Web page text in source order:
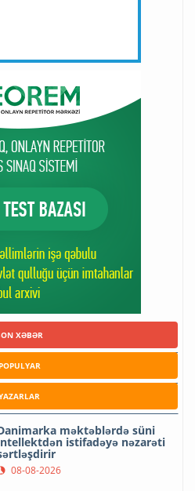
XƏBƏR
POPULYAR
məktəblərdə süni
istifadəyə nəzarəti
08-08-2026